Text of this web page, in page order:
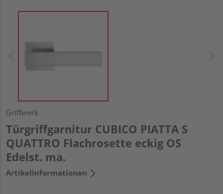
Griffwerk
Türgriffgarnitur CUBICO PIATTA S
QUATTRO Flachrosette eckig OS
Edelst. ma.
Artikelinformationen